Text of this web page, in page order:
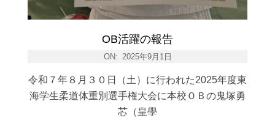
OB活躍の報告
ON: 2025年9月1日
令和７年８月３０日（土）に行われた2025年度東
海学生柔道体重別選手権大会に本校ＯＢの鬼塚勇
芯（皇學